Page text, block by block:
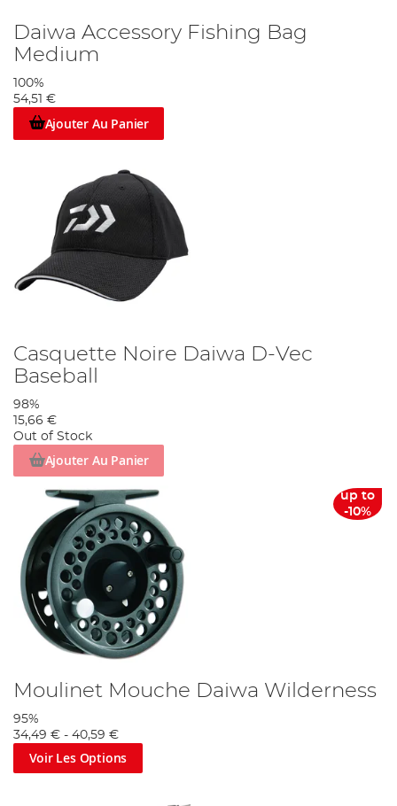
Daiwa Accessory Fishing Bag
Medium
100%
54,51 €
Ajouter Au Panier
Casquette Noire Daiwa D-Vec
Baseball
98%
15,66 €
Out of Stock
Ajouter Au Panier
up to
-10%
Moulinet Mouche Daiwa Wilderness
95%
34,49 € - 40,59 €
Voir Les Options